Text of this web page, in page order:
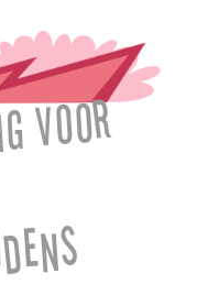
voor